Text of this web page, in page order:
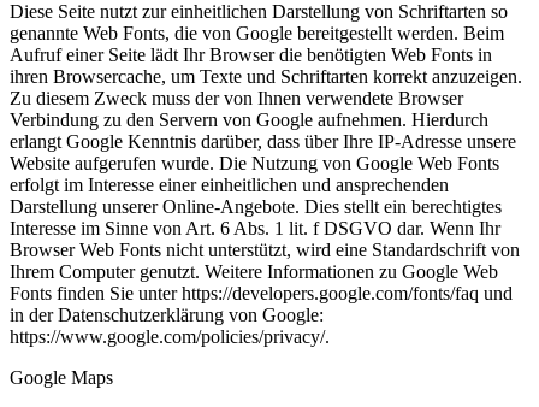
Diese Seite nutzt zur einheitlichen Darstellung von Schriftarten so
genannte Web Fonts, die von Google bereitgestellt werden. Beim
Aufruf einer Seite lädt Ihr Browser die benötigten Web Fonts in
ihren Browsercache, um Texte und Schriftarten korrekt anzuzeigen.
Zu diesem Zweck muss der von Ihnen verwendete Browser
Verbindung zu den Servern von Google aufnehmen. Hierdurch
erlangt Google Kenntnis darüber, dass über Ihre IP-Adresse unsere
Website aufgerufen wurde. Die Nutzung von Google Web Fonts
erfolgt im Interesse einer einheitlichen und ansprechenden
Darstellung unserer Online-Angebote. Dies stellt ein berechtigtes
Interesse im Sinne von Art. 6 Abs. 1 lit. f DSGVO dar. Wenn Ihr
Browser Web Fonts nicht unterstützt, wird eine Standardschrift von
Ihrem Computer genutzt. Weitere Informationen zu Google Web
Fonts finden Sie unter https://developers.google.com/fonts/faq und
in der Datenschutzerklärung von Google:
https://www.google.com/policies/privacy/.
Google Maps